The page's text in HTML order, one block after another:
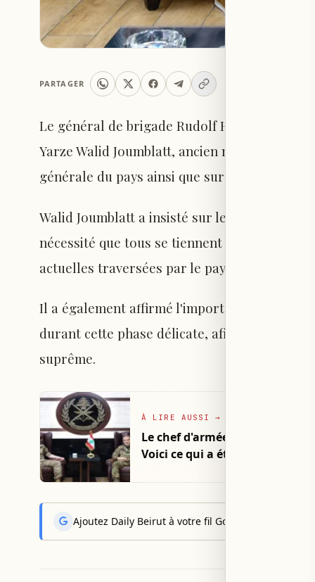
PARTAGER
Le général de brigade Rudolf Heikal,
Yarze Walid Joumblatt, ancien ministre et
générale du pays ainsi que sur les
Walid Joumblatt a insisté sur le rôle national
nécessité que tous se tiennent aux côtés de
actuelles traversées par le pays.
Il a également affirmé l'importance de
durant cette phase délicate, afin de
suprême.
À LIRE AUSSI →
Le chef d'armée a reçu le
Voici ce qui a été abordé
Ajoutez Daily Beirut à votre fil Google News pour